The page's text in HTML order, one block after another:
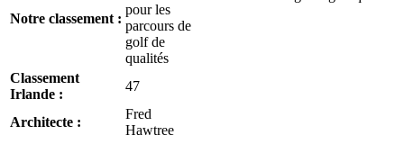
Notre classement :
Classement
Irlande :
47
Architecte :
Fred
Hawtree